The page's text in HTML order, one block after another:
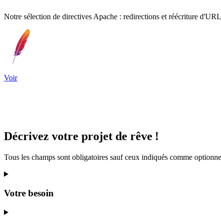
Notre sélection de directives Apache : redirections et réécriture
Voir
Décrivez votre projet de rêve !
Tous les champs sont obligatoires sauf ceux indiqués comme
Votre besoin